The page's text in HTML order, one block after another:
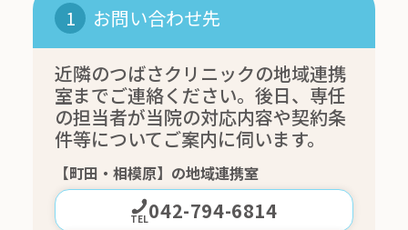
1 お問い合わせ先
近隣のつばさクリニックの地域連携
室までご連絡ください。後日、専任
の担当者が当院の対応内容や契約条
件等についてご案内に伺います。
【町田・相模原】の地域連携室
TEL042-794-6814